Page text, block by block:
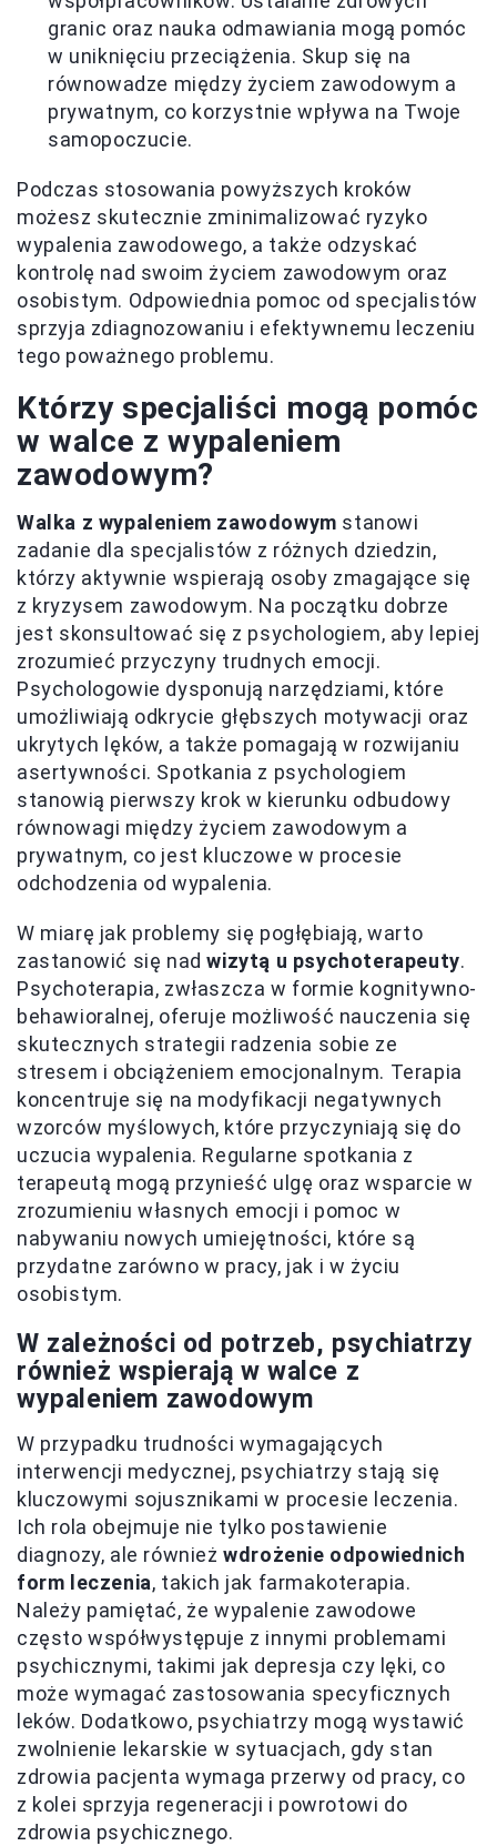
granic oraz nauka odmawiania mogą pomóc
w uniknięciu przeciążenia. Skup się na
równowadze między życiem zawodowym a
prywatnym, co korzystnie wpływa na Twoje
samopoczucie.
Podczas stosowania powyższych kroków
możesz skutecznie zminimalizować ryzyko
wypalenia zawodowego, a także odzyskać
kontrolę nad swoim życiem zawodowym oraz
osobistym. Odpowiednia pomoc od specjalistów
sprzyja zdiagnozowaniu i efektywnemu leczeniu
tego poważnego problemu.
Którzy specjaliści mogą pomóc
w walce z wypaleniem
zawodowym?
Walka z wypaleniem zawodowym stanowi
zadanie dla specjalistów z różnych dziedzin,
którzy aktywnie wspierają osoby zmagające się
z kryzysem zawodowym. Na początku dobrze
jest skonsultować się z psychologiem, aby lepiej
zrozumieć przyczyny trudnych emocji.
Psychologowie dysponują narzędziami, które
umożliwiają odkrycie głębszych motywacji oraz
ukrytych lęków, a także pomagają w rozwijaniu
asertywności. Spotkania z psychologiem
stanowią pierwszy krok w kierunku odbudowy
równowagi między życiem zawodowym a
prywatnym, co jest kluczowe w procesie
odchodzenia od wypalenia.
W miarę jak problemy się pogłębiają, warto
zastanowić się nadwizytą u psychoterapeuty.
Psychoterapia, zwłaszcza w formie kognitywno-
behawioralnej, oferuje możliwość nauczenia się
skutecznych strategii radzenia sobie ze
stresem i obciążeniem emocjonalnym. Terapia
koncentruje się na modyfikacji negatywnych
wzorców myślowych, które przyczyniają się do
uczucia wypalenia. Regularne spotkania z
terapeutą mogą przynieść ulgę oraz wsparcie w
zrozumieniu własnych emocji i pomoc w
nabywaniu nowych umiejętności, które są
przydatne zarówno w pracy, jak i w życiu
osobistym.
W zależności od potrzeb, psychiatrzy
również wspierają w walce z
wypaleniem zawodowym
W przypadku trudności wymagających
interwencji medycznej, psychiatrzy stają się
kluczowymi sojusznikami w procesie leczenia.
Ich rola obejmuje nie tylko postawienie
diagnozy, ale równieżwdrożenie odpowiednich
form leczenia, takich jak farmakoterapia.
Należy pamiętać, że wypalenie zawodowe
często współwystępuje z innymi problemami
psychicznymi, takimi jak depresja czy lęki, co
może wymagać zastosowania specyficznych
leków. Dodatkowo, psychiatrzy mogą wystawić
zwolnienie lekarskie w sytuacjach, gdy stan
zdrowia pacjenta wymaga przerwy od pracy, co
z kolei sprzyja regeneracji i powrotowi do
zdrowia psychicznego.